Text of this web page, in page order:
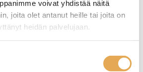
voivat yhdistää näitä
joita olet antanut heille tai joita on
heidän palvelujaan.
laite sopivasti